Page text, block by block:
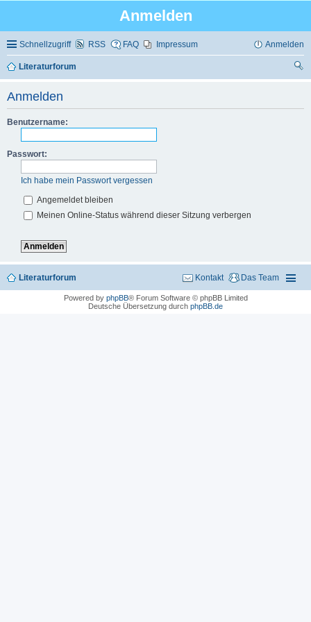
Anmelden
Schnellzugriff RSS FAQ Impressum Anmelden
Literaturforum
Anmelden
Benutzername:
Passwort:
Ich habe mein Passwort vergessen
Angemeldet bleiben
Meinen Online-Status während dieser Sitzung verbergen
Literaturforum Das Team
Kontakt
Powered by phpBB® Forum Software © phpBB Limited
Deutsche Übersetzung durch phpBB.de